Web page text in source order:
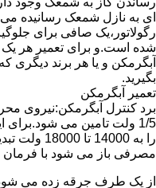
ای به نازل شمعک رسانیده
رگولاتور،یک صافی برای
شده است.و برای تعمیر هر یک
آبگرمکن و یا هر برند دیگری
بگیرید.
تعمیر آبگرمکن
برد کنترل آبگرمکن:نیروی
را به
مصرفی باز می شود با فرمان
از یک طرف جرقه زده می